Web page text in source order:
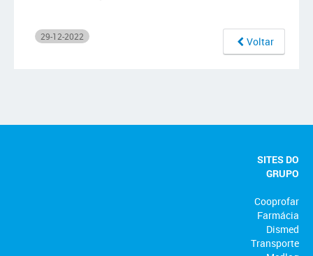
29-12-2022 Voltar
SITES DO
GRUPO
Cooprofar
Farmácia
Dismed
Transporte